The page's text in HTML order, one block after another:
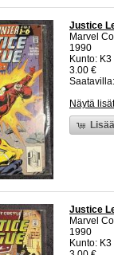
Justice
Marvel
1990
Kunto:
3.00 €
Näytä
Justice
Marvel
1990
Kunto: